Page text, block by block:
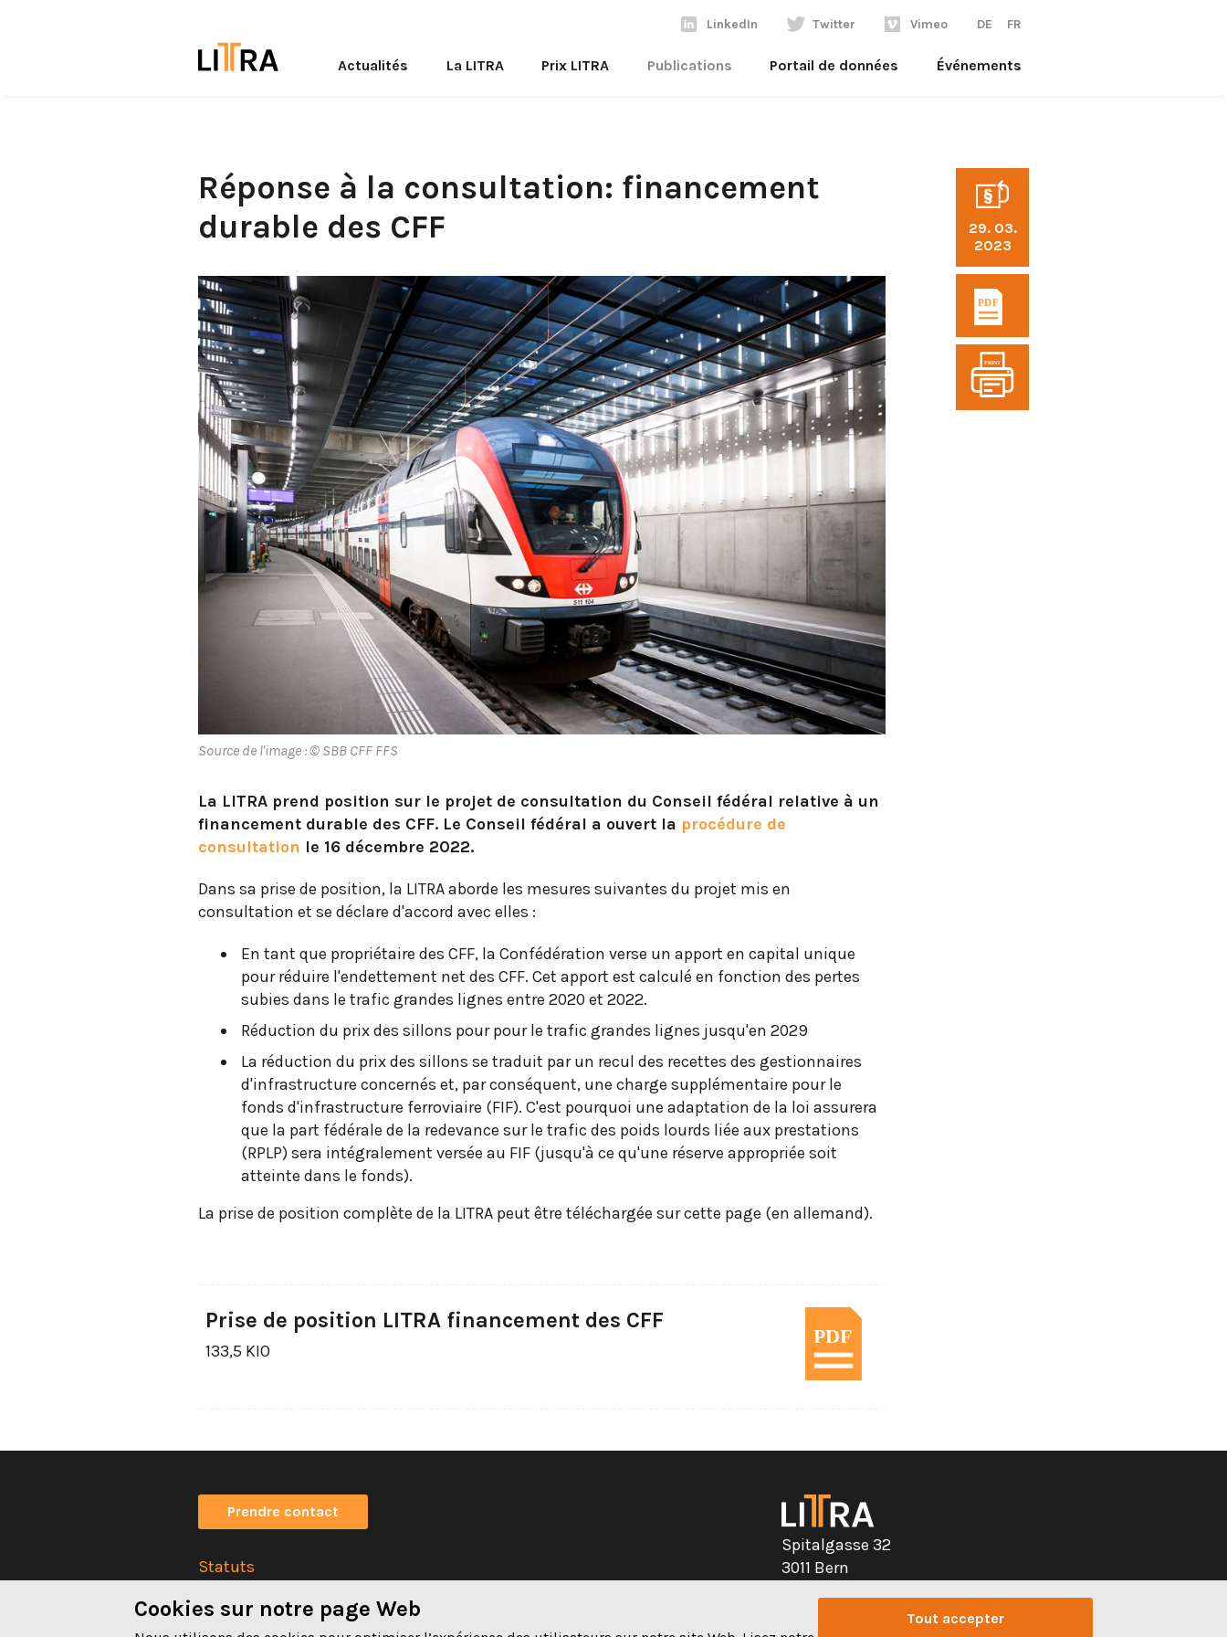
LinkedIn Twitter Vimeo DE FR
Actualités La LITRA Prix LITRA Publications Portail de données Événements
29. 03.
2023
PRINT
Réponse à la consultation: financement
durable des CFF
Source de l'image : © SBB CFF FFS
La LITRA prend position sur le projet de consultation du Conseil fédéral relative à un
financement durable des CFF. Le Conseil fédéral a ouvert la procédure de
consultation le 16 décembre 2022.
Dans sa prise de position, la LITRA aborde les mesures suivantes du projet mis en
consultation et se déclare d'accord avec elles :
En tant que propriétaire des CFF, la Confédération verse un apport en capital unique
pour réduire l'endettement net des CFF. Cet apport est calculé en fonction des pertes
subies dans le trafic grandes lignes entre 2020 et 2022.
Réduction du prix des sillons pour pour le trafic grandes lignes jusqu'en 2029
La réduction du prix des sillons se traduit par un recul des recettes des gestionnaires
d'infrastructure concernés et, par conséquent, une charge supplémentaire pour le
fonds d'infrastructure ferroviaire (FIF). C'est pourquoi une adaptation de la loi assurera
que la part fédérale de la redevance sur le trafic des poids lourds liée aux prestations
(RPLP) sera intégralement versée au FIF (jusqu'à ce qu'une réserve appropriée soit
atteinte dans le fonds).
La prise de position complète de la LITRA peut être téléchargée sur cette page (en allemand).
Prise de position LITRA financement des CFF
133,5 KIO
Prendre contact
Statuts
Déclaration de confidentialité
Spitalgasse 32
3011 Bern
Cookies sur notre page Web Tout accepter